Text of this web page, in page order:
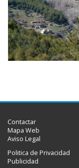
Contactar
Mapa Web
Aviso Legal
Politica de Privacidad
Publicidad